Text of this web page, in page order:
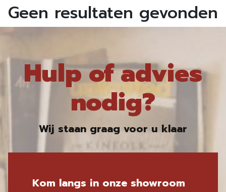
Geen resultaten gevonden
Hulp of advies
nodig?
Wij staan graag voor u klaar
Kom langs in onze showroom